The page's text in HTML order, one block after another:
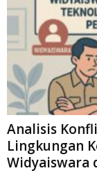
Analisis
Lingkungan
Widyaiswara